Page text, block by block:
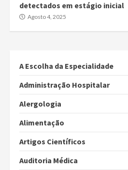
detectados em estágio inicial
Agosto 4, 2025
A Escolha da Especialidade
Administração Hospitalar
Alergologia
Alimentação
Artigos Científicos
Auditoria Médica